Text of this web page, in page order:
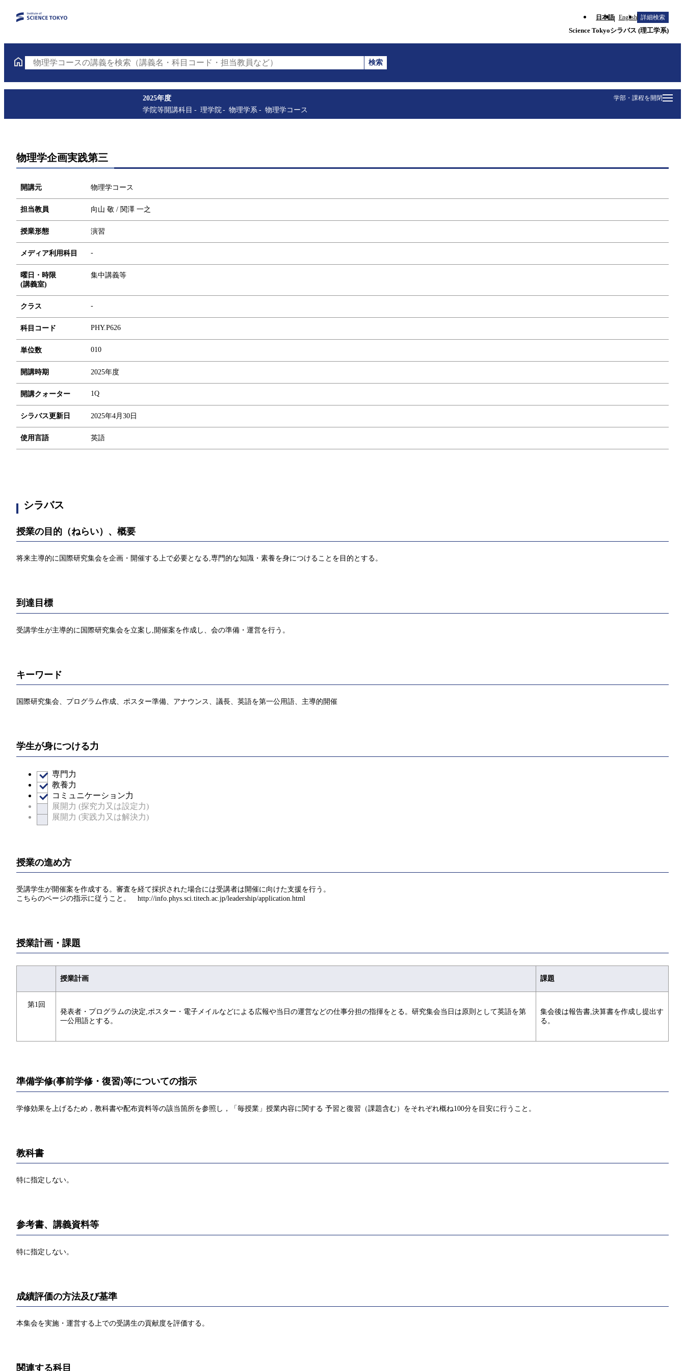
日本語 English 詳細検索
Science Tokyoシラバス (理工学系)
物理学コースの講義を検索（講義名・科目コード・担当教員など）
検索
学部・課程を開閉
2025年度
学院等開講科目
理学院 物理学系 物理学コース
物理学企画実践第三
開講元 物理学コース
担当教員 向山 敬 / 関澤 一之
授業形態 演習
メディア利用科目 -
曜日・時限
(講義室)
集中講義等
クラス -
科目コード PHY.P626
単位数 010
開講時期 2025年度
開講クォーター 1Q
シラバス更新日 2025年4月30日
使用言語 英語
シラバス
授業の目的（ねらい）、概要
将来主導的に国際研究集会を企画・開催する上で必要となる,専門的な知識・素養を身につけることを目的とする。
到達目標
受講学生が主導的に国際研究集会を立案し,開催案を作成し、会の準備・運営を行う。
キーワード
国際研究集会、プログラム作成、ポスター準備、アナウンス、議長、英語を第一公用語、主導的開催
学生が身につける力
専門力
教養力
コミュニケーション力
展開力 (探究力又は設定力)
展開力 (実践力又は解決力)
授業の進め方
受講学生が開催案を作成する。審査を経て採択された場合には受講者は開催に向けた支援を行う。
こちらのページの指示に従うこと。 http://info.phys.sci.titech.ac.jp/leadership/application.html
授業計画・課題
授業計画 課題
第1回
発表者・プログラムの決定,ポスター・電子メイルなどによる広報や当日の運営などの仕事分担の指揮をとる。研究集会当日は原則として英語を第
一公用語とする。
集会後は報告書,決算書を作成し提出す
る。
準備学修(事前学修・復習)等についての指示
学修効果を上げるため，教科書や配布資料等の該当箇所を参照し，「毎授業」授業内容に関する 予習と復習（課題含む）をそれぞれ概ね100分を目安に行うこと。
教科書
特に指定しない。
参考書、講義資料等
特に指定しない。
成績評価の方法及び基準
本集会を実施・運営する上での受講生の貢献度を評価する。
関連する科目